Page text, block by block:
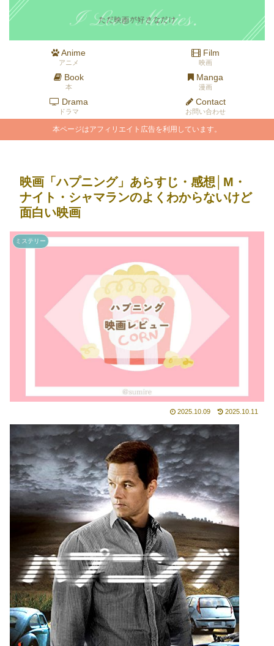
Anime
アニメ
Film
映画
Book
本
Manga
漫画
Drama
ドラマ
Contact
お問い合わせ
本ページはアフィリエイト広告を利用しています。
映画「ハプニング」あらすじ・感想│M・
ナイト・シャマランのよくわからないけど
面白い映画
ミステリー
2025.10.09 2025.10.11